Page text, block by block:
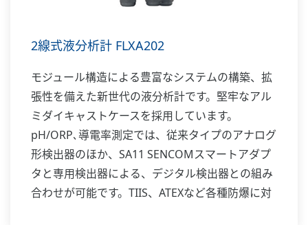
2線式液分析計 FLXA202
モジュール構造による豊富なシステムの構築、拡
張性を備えた新世代の液分析計です。堅牢なアル
ミダイキャストケースを採用しています。
pH/ORP､導電率測定では、従来タイプのアナログ
形検出器のほか、SA11 SENCOMスマートアダプ
タと専用検出器による、デジタル検出器との組み
合わせが可能です。TIIS、ATEXなど各種防爆に対